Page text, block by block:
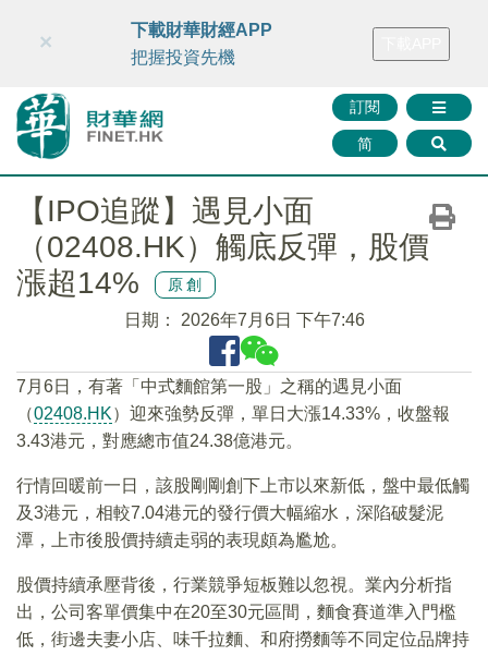
財華智庫網 FINTV FINMETA 財華證券 媒體矩陣
訂閱
简
×
下載財華財經APP
把握投資先機
【IPO追蹤】遇見小面
（02408.HK）觸底反彈，股價
漲超14%
原創
日期： 2026年7月6日 下午7:46
7月6日，有著「中式麵館第一股」之稱的遇見小面
（02408.HK）迎來強勢反彈，單日大漲14.33%，收盤報
3.43港元，對應總市值24.38億港元。
行情回暖前一日，該股剛剛創下上市以來新低，盤中最低觸
及3港元，相較7.04港元的發行價大幅縮水，深陷破髮泥
潭，上市後股價持續走弱的表現頗為尷尬。
股價持續承壓背後，行業競爭短板難以忽視。業內分析指
出，公司客單價集中在20至30元區間，麵食賽道準入門檻
低，街邊夫妻小店、味千拉麵、和府撈麵等不同定位品牌持